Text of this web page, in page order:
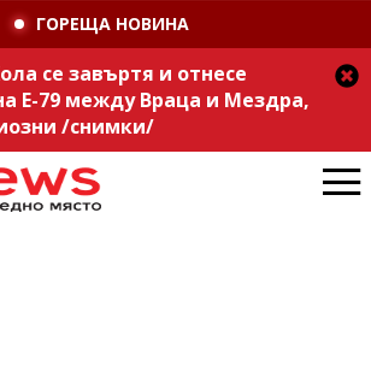
ГОРЕЩА НОВИНА
се завъртя и отнесе
Е-79 между Враца и Мездра,
/снимки/